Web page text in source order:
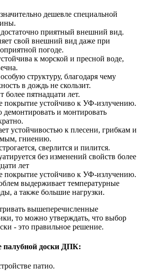
дешевле специальной
приятный внешний вид.
свой внешний вид даже при
погоде.
к морской и пресной воде,
структуру, благодаря чему
в дождь не скользит.
более пятнадцати лет.
покрытие устойчиво к УФ-излучению.
и монтировать
устойчивостью к плесени, грибкам и
гниению.
сверлится и пилится.
без изменений свойств более
лет
покрытие устойчиво к УФ-излучению.
выдерживает температурные
а также большие нагрузки.
вышеперечисленные
то можно утверждать, что выбор
- это правильное решение.
палубной доски ДПК:
патио.